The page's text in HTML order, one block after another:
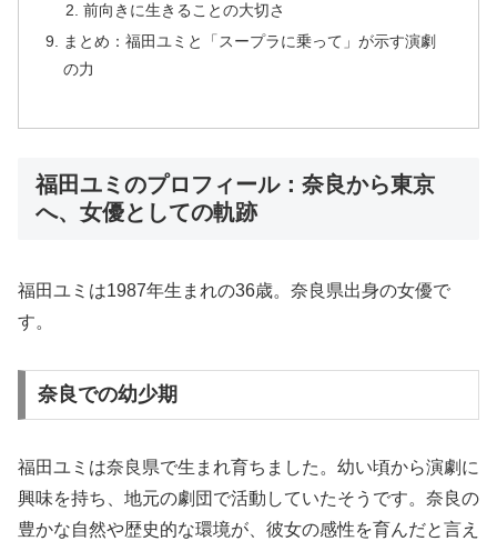
前向きに生きることの大切さ
まとめ：福田ユミと「スープラに乗って」が示す演劇
の力
福田ユミのプロフィール：奈良から東京
へ、女優としての軌跡
福田ユミは1987年生まれの36歳。奈良県出身の女優で
す。
奈良での幼少期
福田ユミは奈良県で生まれ育ちました。幼い頃から演劇に
興味を持ち、地元の劇団で活動していたそうです。奈良の
豊かな自然や歴史的な環境が、彼女の感性を育んだと言え